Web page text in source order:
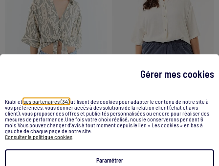
Gérer mes cookies
Kiabi etses partenaires (34)utilisent des cookies pour adapter le contenu de notre site à
vos préférences, vous donner accès à des solutions de la relation client (chat et avis
client), vous proposer des offres et publicités personnalisées ou encore pour réaliser des
mesures de performance.Une fois votre choix réalisé, nous le conserverons pendant 6
mois.Vous pouvez changer d’avis à tout moment depuis le lien « Les cookies » en bas à
gauche de chaque page de notre site.
Consulter la politique cookies
Paramétrer
Chemise à manches courtes avec base à nouer
15,00 €
Voir le produit
18,00 €
Voir le produit